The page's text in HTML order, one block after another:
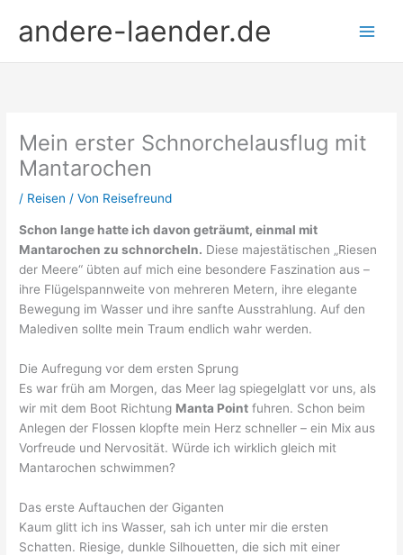
Inhaltandere-laender.de
Mein erster Schnorchelausflug mit
Mantarochen
/ Reisen / Von Reisefreund
Schon lange hatte ich davon geträumt, einmal mit
Mantarochen zu schnorcheln. Diese majestätischen „Riesen
der Meere“ übten auf mich eine besondere Faszination aus –
ihre Flügelspannweite von mehreren Metern, ihre elegante
Bewegung im Wasser und ihre sanfte Ausstrahlung. Auf den
Malediven sollte mein Traum endlich wahr werden.
Die Aufregung vor dem ersten Sprung
Es war früh am Morgen, das Meer lag spiegelglatt vor uns, als
wir mit dem Boot Richtung Manta Point fuhren. Schon beim
Anlegen der Flossen klopfte mein Herz schneller – ein Mix aus
Vorfreude und Nervosität. Würde ich wirklich gleich mit
Mantarochen schwimmen?
Das erste Auftauchen der Giganten
Kaum glitt ich ins Wasser, sah ich unter mir die ersten
Schatten. Riesige, dunkle Silhouetten, die sich mit einer